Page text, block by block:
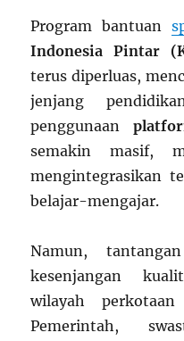
Program bantuan
Indonesia Pintar
terus diperluas,
jenjang
penggunaan
semakin masif,
mengintegrasikan
belajar-mengajar.
Namun,
kesenjangan
wilayah
Pemerintah,